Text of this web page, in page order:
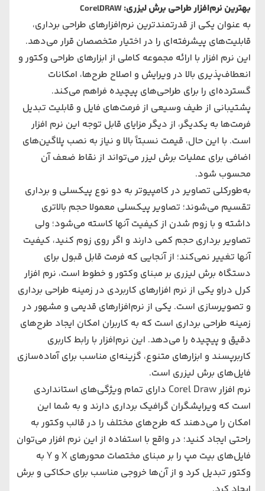
بهترین نرم‌افزار طراحی برش لیزری: CorelDRAW
به عنوان یکی از قدرتمندترین نرم‌افزارهای طراحی برداری،
قابلیت‌های پیشرفته‌ای را در اختیار متخصصان قرار می‌دهد.
این نرم افزار با ارائه مجموعه کاملی از ابزارهای طراحی وکتور و
انعطاف‌پذیری بالا در ویرایش و اصلاح طرح‌ها، امکانات
گسترده‌ای را برای طراحی‌های پیچیده فراهم می‌کند.
پشتیبانی از طیف وسیعی از فرمت‌های فایل و قابلیت تبدیل
فرمت‌ها به یکدیگر، از دیگر مزایای قابل توجه این نرم افزار
است. با این حال، قیمت نسبتاً بالا و نیاز به نصب پلاگین‌های
اضافی برای عملیات برش لیزر می‌تواند از نقاط ضعف آن
محسوب شود.
به‌طورکلی تصاویر در کامپیوتر به دو نوع پیکسلی و برداری
تقسیم می‌شوند؛ تصاویر پیکسلی معمولا حجم بالاتری
داشته و با زوم شدن از کیفیت آنها کاسته می‌شود؛ ولی
تصاویر برداری حجم کمی دارند و اگر روی زوم کنید، کیفیت
آنها تغییر نمی‌کند؛ از آنجایی که فرمت قابل قبول برای
دستگاه برش لیزری بر مبنای وکتور و خطوط است، نرم افزار
کرل دراو یکی از نرم افزارهای کاربردی در زمینه طراحی برداری
و تصویرسازی است. یکی از نرم‌افزارهای قدیمی و مشهور در
زمینه طراحی برداری است که به کاربران امکان ایجاد طرح‌های
دقیق و پیچیده را می‌دهد. این نرم‌افزار با رابط کاربری
کاربرپسند و ابزارهای متنوع، گزینه‌ای مناسب برای آماده‌سازی
فایل‌های برش لیزری است.
نرم افزار Corel Draw دارای تمام ویژگی‌های استانداردی
است که ویرایشگران گرافیک برداری دارند و به شما این
امکان را می‌دهند که طرح‌های مختلف را در قالب وکتور به
راحتی ایجاد کنید؛ در واقع با استفاده از این نرم افزار می‌توان
فایل‌های بیت مپ را بر مبنای مختصات محورهای X و Y به
وکتور تبدیل کرد و از آن‌ها خروجی مناسب برای حکاکی و برش